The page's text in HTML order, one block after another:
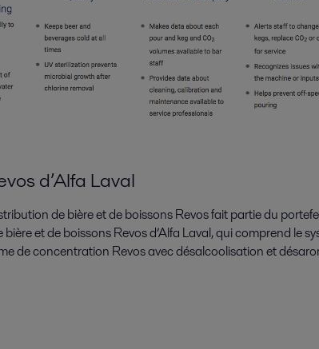
d’Alfa Laval
de bière et de boissons Revos fait partie du
et de boissons Revos d’Alfa Laval, qui comprend le
de concentration Revos avec désalcoolisation et